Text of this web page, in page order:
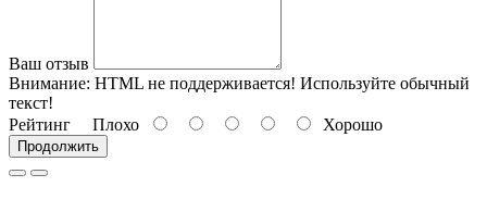
Ваш отзыв
Внимание: HTML не поддерживается! Используйте обычный
текст!
Рейтинг Плохо Хорошо
Продолжить